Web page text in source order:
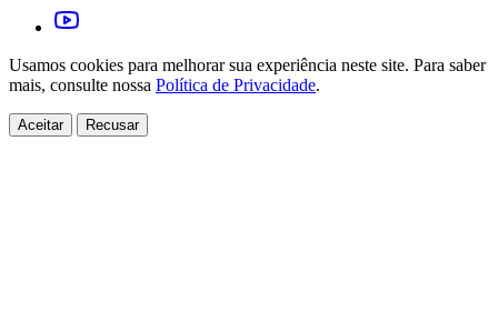
Usamos cookies para melhorar sua experiência neste site. Para saber
mais, consulte nossa Política de Privacidade.
Aceitar Recusar